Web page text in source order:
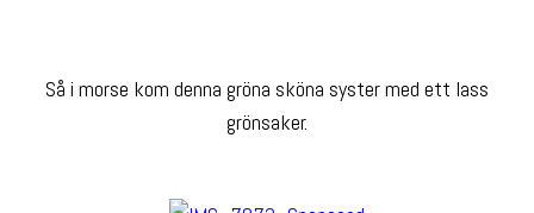
Så i morse kom denna gröna sköna syster med ett lass
grönsaker.